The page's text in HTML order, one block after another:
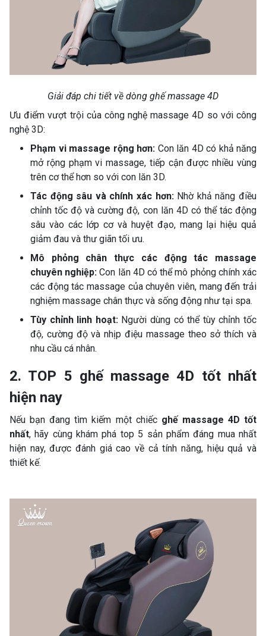
Giải đáp chi tiết về dòng ghế massage 4D
Ưu điểm vượt trội của công nghệ massage 4D so với công
nghệ 3D:
Phạm vi massage rộng hơn: Con lăn 4D có khả năng
mở rộng phạm vi massage, tiếp cận được nhiều vùng
trên cơ thể hơn so với con lăn 3D.
Tác động sâu và chính xác hơn: Nhờ khả năng điều
chỉnh tốc độ và cường độ, con lăn 4D có thể tác động
sâu vào các lớp cơ và huyệt đạo, mang lại hiệu quả
giảm đau và thư giãn tối ưu.
Mô phỏng chân thực các động tác massage
chuyên nghiệp:Con lăn 4D có thể mô phỏng chính xác
các động tác massage của chuyên viên, mang đến trải
nghiệm massage chân thực và sống động như tại spa.
Tùy chỉnh linh hoạt:Người dùng có thể tùy chỉnh tốc
độ, cường độ và nhịp điệu massage theo sở thích và
nhu cầu cá nhân.
2. TOP 5 ghế massage 4D tốt nhất
hiện nay
Nếu bạn đang tìm kiếm một chiếc ghế massage 4D tốt
nhất, hãy cùng khám phá top 5 sản phẩm đáng mua nhất
hiện nay, được đánh giá cao về cả tính năng, hiệu quả và
thiết kế.